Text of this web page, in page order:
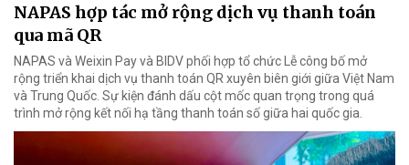
NAPAS hợp tác mở rộng dịch vụ thanh toán
qua mã QR
NAPAS và Weixin Pay và BIDV phối hợp tổ chức Lễ công bố mở
rộng triển khai dịch vụ thanh toán QR xuyên biên giới giữa Việt Nam
và Trung Quốc. Sự kiện đánh dấu cột mốc quan trọng trong quá
trình mở rộng kết nối hạ tầng thanh toán số giữa hai quốc gia.